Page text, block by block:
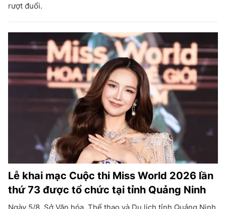
rượt đuổi.
Lễ khai mạc Cuộc thi Miss World 2026 lần
thứ 73 được tổ chức tại tỉnh Quảng Ninh